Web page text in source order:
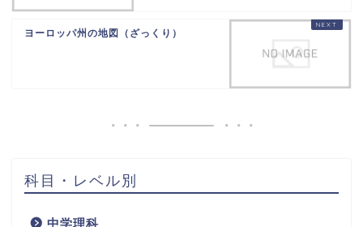
ヨーロッパ州の地図（ざっくり）
科目・レベル別
中学理科